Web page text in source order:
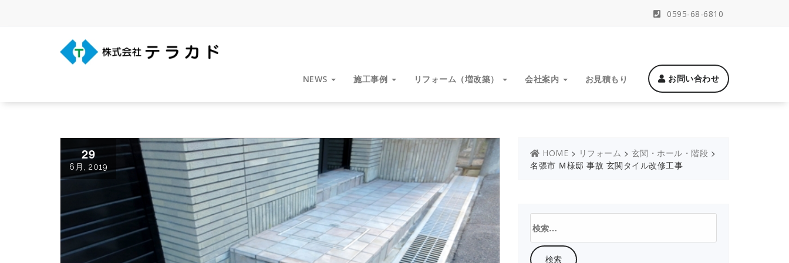
content
0595-68-6810
三重県名張市の建築事務所
NEWS 施工事例 リフォーム（増改築） 会社案内 お見積もり お問い合わせ
29
6月, 2019
HOME > リフォーム > 玄関・ホール・階段 >
名張市 Ｍ様邸 事故 玄関タイル改修工事
索: